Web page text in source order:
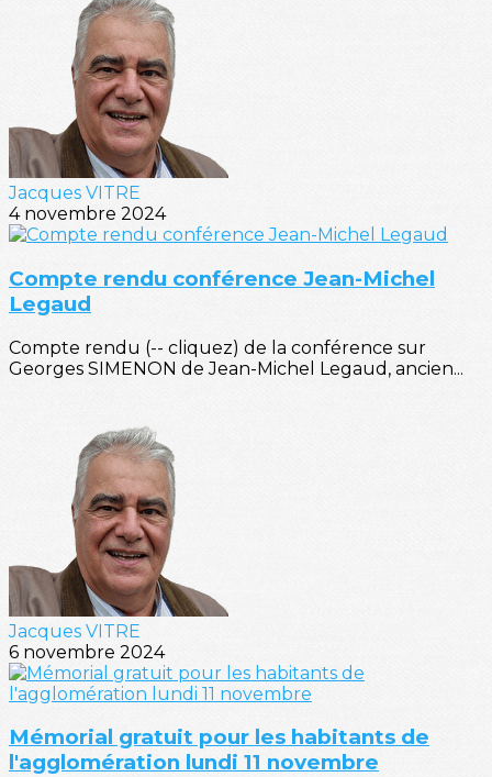
Jacques VITRE
4 novembre 2024
Compte rendu conférence Jean-Michel
Legaud
Compte rendu (-- cliquez) de la conférence sur
Georges SIMENON de Jean-Michel Legaud, ancien...
Jacques VITRE
6 novembre 2024
Mémorial gratuit pour les habitants de
l'agglomération lundi 11 novembre